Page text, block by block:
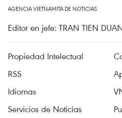
AGENCIA VIETNAMITA DE NOTICIAS
Editor en jefe: TRAN TIEN
Propiedad Intelectual
RSS
Idiomas
Servicios de Noticias